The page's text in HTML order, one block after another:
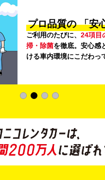
プロ品質の 「安
ご利用のたびに、 24項目
掃・除菌を徹底。安心感
ける車内環境にこだわっ